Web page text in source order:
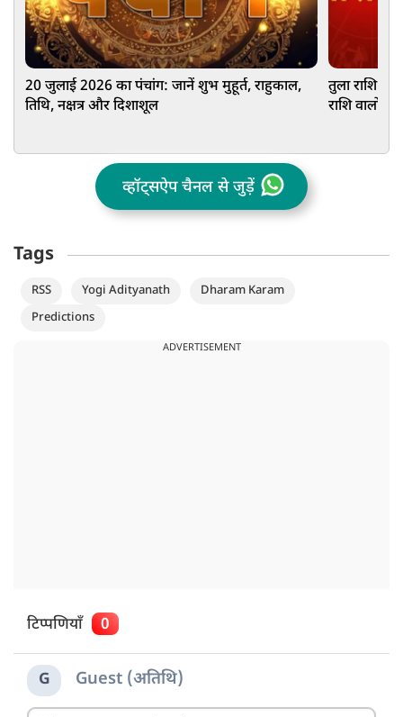
20 जुलाई 2026 का पंचांग: जानें शुभ मुहूर्त, राहुकाल,
तिथि, नक्षत्र और दिशाशूल
तुला राशि
राशि वालों
व्हॉट्सऐप चैनल से जुड़ें
Tags
RSS Yogi Adityanath
Dharam Karam
Predictions
ADVERTISEMENT
टिप्पणियाँ 0
G Guest (अतिथि)